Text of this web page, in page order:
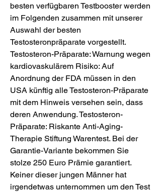
besten verfügbaren Testbooster werden
im Folgenden zusammen mit unserer
Auswahl der besten
Testosteronpräparate vorgestellt.
Testosteron-Präparate: Warnung wegen
kardiovaskulärem Risiko: Auf
Anordnung der FDA müssen in den
USA künftig alle Testosteron-Präparate
mit dem Hinweis versehen sein, dass
deren Anwendung. Testosteron-
Präparate: Riskante Anti-Aging-
Therapie Stiftung Warentest. Bei der
Garantie-Variante bekommen Sie
stolze 250 Euro Prämie garantiert.
Keiner dieser jungen Männer hat
irgendetwas unternommen um den Test